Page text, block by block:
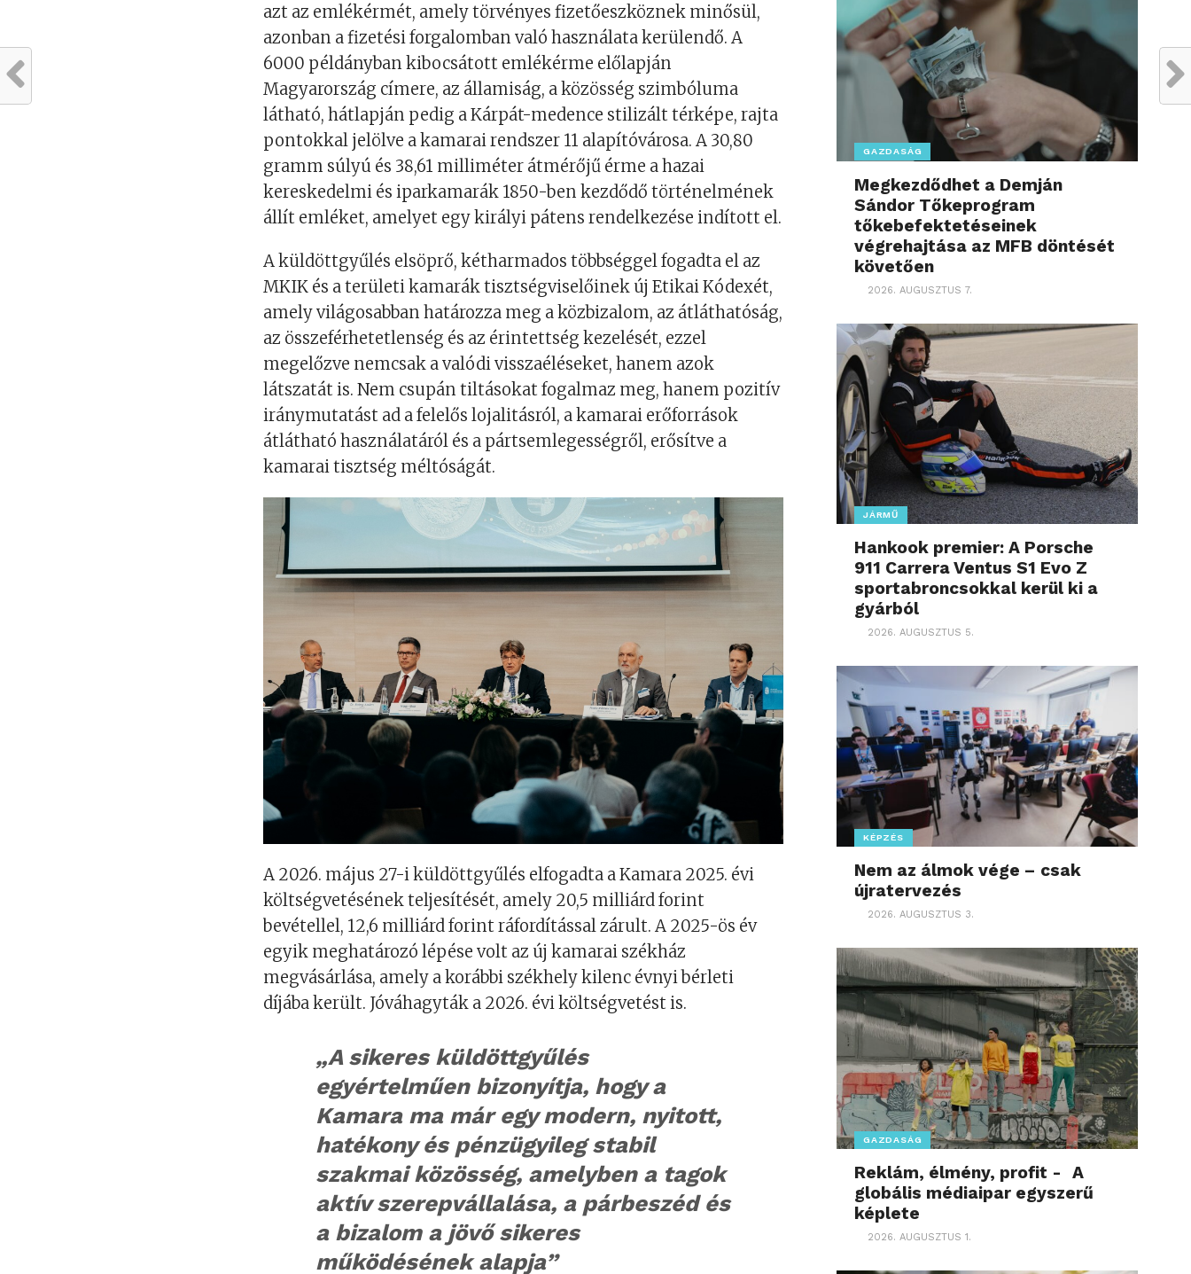
azt az emlékérmét, amely törvényes fizetőeszköznek minősül,
azonban a fizetési forgalomban való használata kerülendő. A
6000 példányban kibocsátott emlékérme előlapján
Magyarország címere, az államiság, a közösség szimbóluma
látható, hátlapján pedig a Kárpát-medence stilizált térképe, rajta
pontokkal jelölve a kamarai rendszer 11 alapítóvárosa. A 30,80
gramm súlyú és 38,61 milliméter átmérőjű érme a hazai
kereskedelmi és iparkamarák 1850-ben kezdődő történelmének
állít emléket, amelyet egy királyi pátens rendelkezése indított el.
A küldöttgyűlés elsöprő, kétharmados többséggel fogadta el az
MKIK és a területi kamarák tisztségviselőinek új Etikai Kódexét,
amely világosabban határozza meg a közbizalom, az átláthatóság,
az összeférhetetlenség és az érintettség kezelését, ezzel
megelőzve nemcsak a valódi visszaéléseket, hanem azok
látszatát is. Nem csupán tiltásokat fogalmaz meg, hanem pozitív
iránymutatást ad a felelős lojalitásról, a kamarai erőforrások
átlátható használatáról és a pártsemlegességről, erősítve a
kamarai tisztség méltóságát.
A 2026. május 27-i küldöttgyűlés elfogadta a Kamara 2025. évi
költségvetésének teljesítését, amely 20,5 milliárd forint
bevétellel, 12,6 milliárd forint ráfordítással zárult. A 2025-ös év
egyik meghatározó lépése volt az új kamarai székház
megvásárlása, amely a korábbi székhely kilenc évnyi bérleti
díjába került. Jóváhagyták a 2026. évi költségvetést is.
„A sikeres küldöttgyűlés
egyértelműen bizonyítja, hogy a
Kamara ma már egy modern, nyitott,
hatékony és pénzügyileg stabil
szakmai közösség, amelyben a tagok
aktív szerepvállalása, a párbeszéd és
a bizalom a jövő sikeres
működésének alapja”
GAZDASÁG
Megkezdődhet a Demján
Sándor Tőkeprogram
tőkebefektetéseinek
végrehajtása az MFB döntését
követően
2026. AUGUSZTUS 7.
JÁRMŰ
Hankook premier: A Porsche
911 Carrera Ventus S1 Evo Z
sportabroncsokkal kerül ki a
gyárból
2026. AUGUSZTUS 5.
KÉPZÉS
Nem az álmok vége – csak
újratervezés
2026. AUGUSZTUS 3.
GAZDASÁG
Reklám, élmény, profit - A
globális médiaipar egyszerű
képlete
2026. AUGUSZTUS 1.